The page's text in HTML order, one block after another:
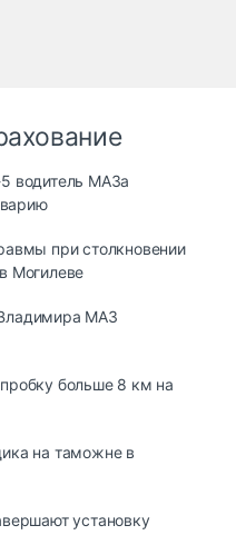
водитель МАЗа
при столкновении
Могилеве
МАЗ
больше 8 км на
на таможне в
ycтaнoвкy